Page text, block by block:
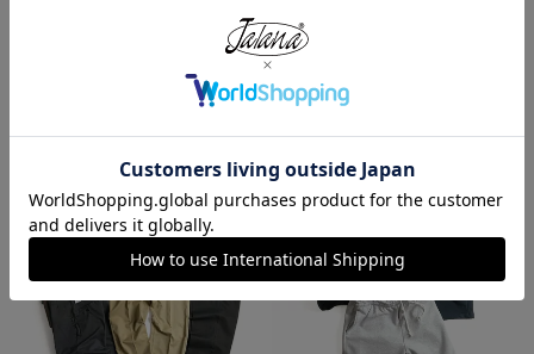
LES APPAREL 1203GD 8.5オンス
半袖 バインディング ガーメント
ナ アメリカ製 トラディショナル
ペイズリーTHE BANDANNA COM
PANY
¥ 770